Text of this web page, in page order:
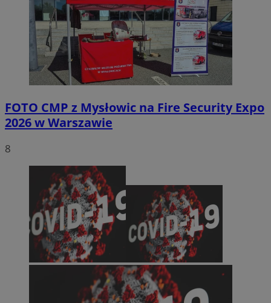
FOTO CMP z Mysłowic na Fire Security Expo
2026 w Warszawie
8